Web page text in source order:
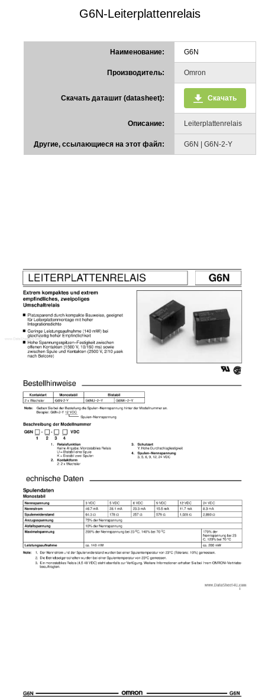
G6N-Leiterplattenrelais
Наименование: G6N
Производитель: Omron
Скачать даташит (datasheet): Скачать
Описание: Leiterplattenrelais
Другие, ссылающиеся на этот файл: G6N | G6N-2-Y